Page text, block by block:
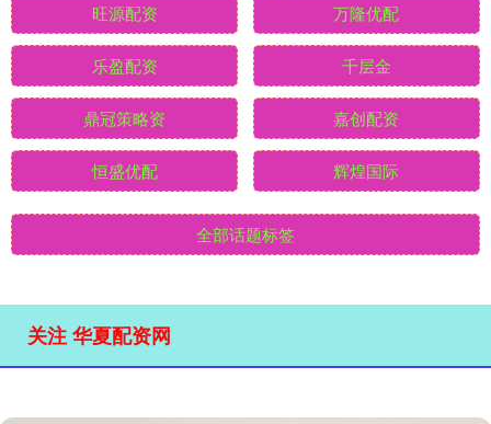
旺源配资 万隆优配
乐盈配资 千层金
鼎冠策略资 嘉创配资
恒盛优配 辉煌国际
全部话题标签
关注 华夏配资网